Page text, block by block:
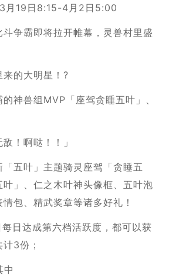
月19日8:15-4月2日5:00
争霸即将拉开帷幕，灵兽村里盛
的大明星！?
神兽组MVP「座驾贪睡五叶」、
！啊哒！！」
五叶」主题骑灵座驾「贪睡五
」、仁之木叶神头像框、五叶泡
包、精武奖章等诸多好礼！
日达成第六档活跃度，都可以获
3份；
中